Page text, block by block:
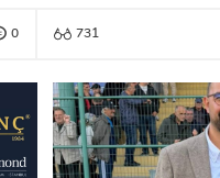
0 731